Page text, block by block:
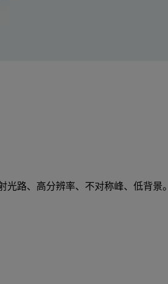
光路、高分辨率、不对称峰、低背景。